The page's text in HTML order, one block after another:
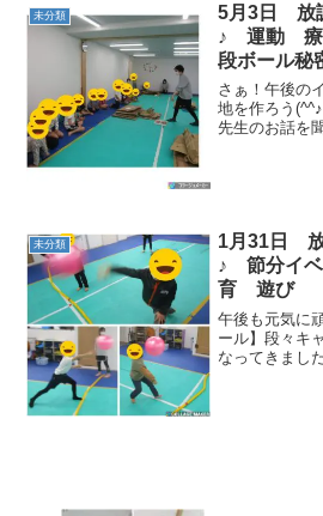
未分類
5月3日 放
♪ 運動
段ボール秘
さぁ！午後の
地を作ろう
先生のお話を
未分類
1月31日
♪ 節分イ
育 遊び
午後も元気に
ール】段々キ
なってきまし